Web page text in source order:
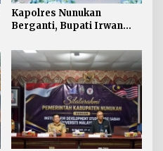
Kapolres Nunukan
Berganti, Bupati Irwan
Jaga Stabilitas Wilayah
Perbatasan